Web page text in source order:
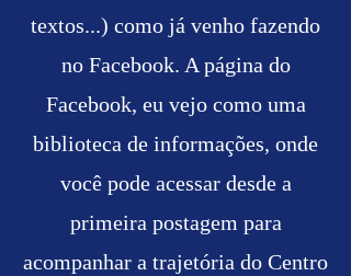
textos...) como já venho fazendo
no Facebook. A página do
Facebook, eu vejo como uma
biblioteca de informações, onde
você pode acessar desde a
primeira postagem para
acompanhar a trajetória do Centro